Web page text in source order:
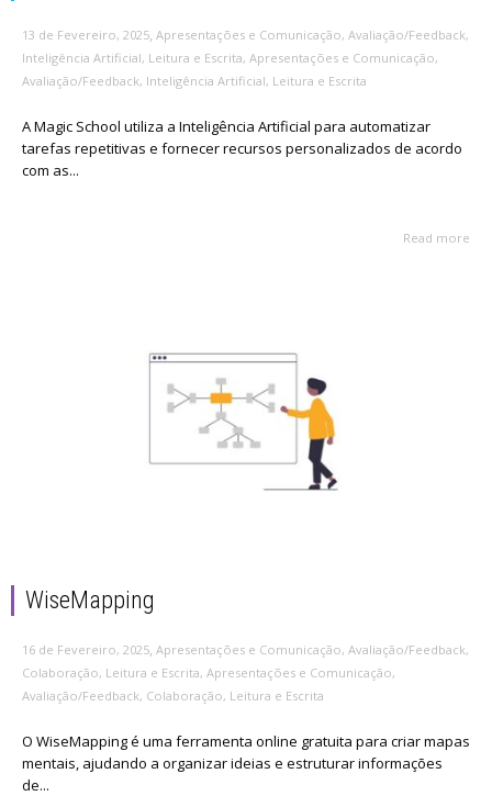
13 de Fevereiro, 2025, Apresentações e Comunicação, Avaliação/Feedback,
Inteligência Artificial, Leitura e Escrita, Apresentações e Comunicação,
Avaliação/Feedback, Inteligência Artificial, Leitura e Escrita
A Magic School utiliza a Inteligência Artificial para automatizar
tarefas repetitivas e fornecer recursos personalizados de acordo
com as...
Read more
WiseMapping
16 de Fevereiro, 2025, Apresentações e Comunicação, Avaliação/Feedback,
Colaboração, Leitura e Escrita, Apresentações e Comunicação,
Avaliação/Feedback, Colaboração, Leitura e Escrita
O WiseMapping é uma ferramenta online gratuita para criar mapas
mentais, ajudando a organizar ideias e estruturar informações
de...